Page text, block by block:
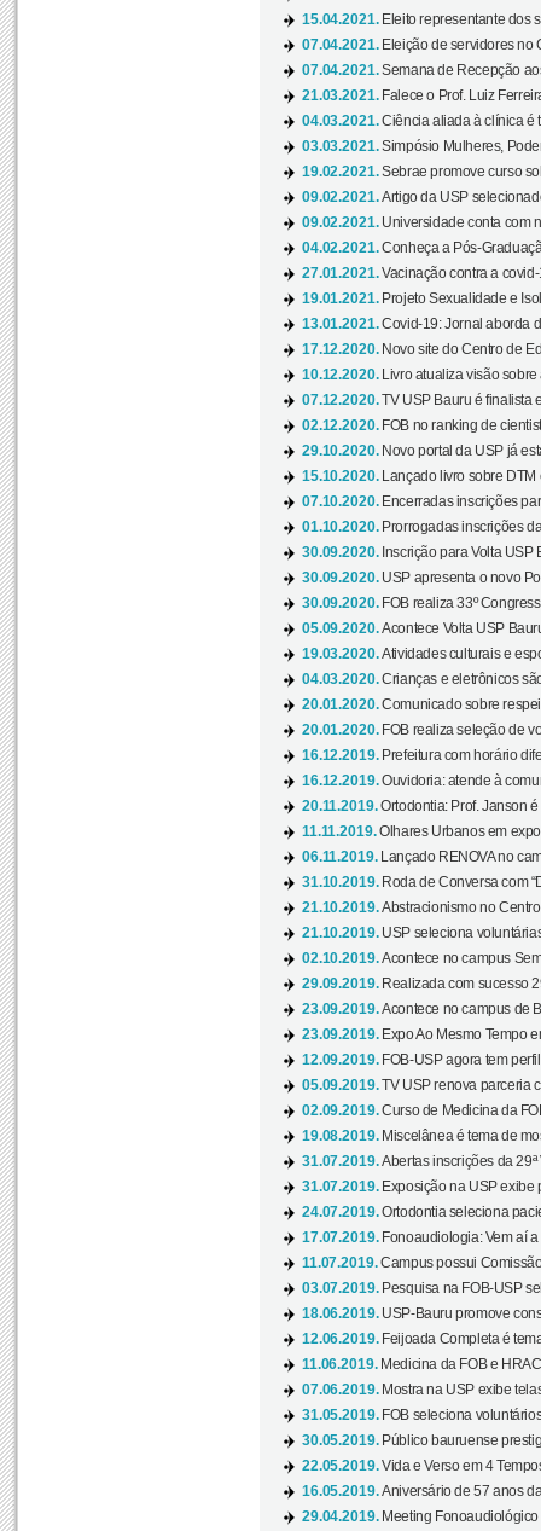
15.04.2021. Eleito representante dos
07.04.2021. Eleição de servidores no
07.04.2021.Semana de Recepção
21.03.2021. Falece o Prof. Luiz
04.03.2021.Ciência aliada à clínica é
03.03.2021.Simpósio Mulheres,
19.02.2021.Sebrae promove curso
09.02.2021.Artigo da USP
09.02.2021. Universidade conta com
04.02.2021.Conheça a Pós-
27.01.2021.Vacinação contra a
19.01.2021. Projeto Sexualidade e
13.01.2021.Covid-19: Jornal aborda
17.12.2020. Novo site do Centro de
10.12.2020.
Livro atualiza visão
07.12.2020.TV USP Bauru é finalista
02.12.2020. FOB no ranking de
29.10.2020. Novo portal da USP já
15.10.2020.
Lançado livro sobre
07.10.2020. Encerradas inscrições
01.10.2020. Prorrogadas inscrições
30.09.2020. Inscrição para Volta USP
30.09.2020. USP apresenta o novo
30.09.2020. FOB realiza 33º
05.09.2020.Acontece Volta USP
19.03.2020.Atividades culturais e
04.03.2020.Crianças e eletrônicos
20.01.2020.Comunicado sobre
20.01.2020. FOB realiza seleção de
16.12.2019. Prefeitura com horário
16.12.2019.Ouvidoria: atende à
20.11.2019.Ortodontia: Prof. Janson
11.11.2019.Olhares Urbanos em
06.11.2019.
Lançado RENOVA no
31.10.2019. Roda de Conversa com
21.10.2019.Abstracionismo no
21.10.2019. USP seleciona
02.10.2019.Acontece no campus
29.09.2019. Realizada com sucesso
23.09.2019.Acontece no campus de
23.09.2019. Expo Ao Mesmo Tempo
12.09.2019. FOB-USP agora tem
05.09.2019.TV USP renova parceria
02.09.2019.Curso de Medicina da
19.08.2019. Miscelânea é tema de
31.07.2019.Abertas inscrições da 29ª
31.07.2019. Exposição na USP exibe
24.07.2019.Ortodontia seleciona
17.07.2019. Fonoaudiologia: Vem aí
11.07.2019.Campus possui
03.07.2019. Pesquisa na FOB-USP
18.06.2019. USP-Bauru promove
12.06.2019. Feijoada Completa é
11.06.2019. Medicina da FOB e
07.06.2019. Mostra na USP exibe
31.05.2019. FOB seleciona
30.05.2019. Público bauruense
22.05.2019.Vida e Verso em 4
16.05.2019.Aniversário de 57 anos
29.04.2019. Meeting